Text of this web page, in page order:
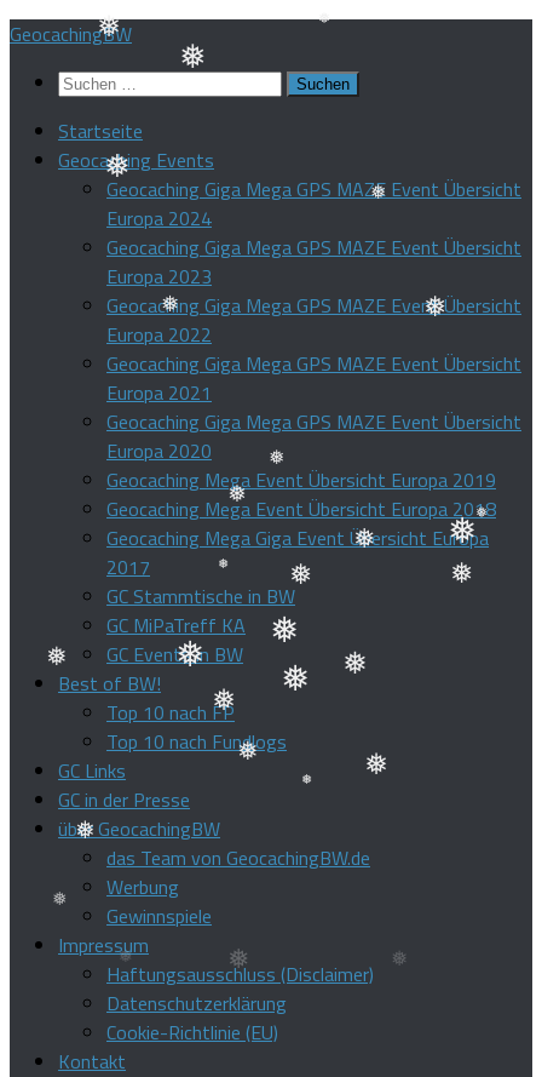
❅
❅
❅
❅
❅
❅
❅
❅
❅
❅
❅
❅
❅
❅
❅
❅
Zum
springen
GeocachingBW
Suchen
Startseite
Geocaching Events
Geocaching Giga Mega GPS MAZE Event Übersicht
Europa 2024
Geocaching Giga Mega GPS MAZE Event Übersicht
Europa 2023
Geocaching Giga Mega GPS MAZE Event Übersicht
Europa 2022
Geocaching Giga Mega GPS MAZE Event Übersicht
Europa 2021
Geocaching Giga Mega GPS MAZE Event Übersicht
Europa 2020
Geocaching Mega Event Übersicht Europa 2019
Geocaching Mega Event Übersicht Europa 2018
Geocaching Mega Giga Event Übersicht Europa
2017
GC Stammtische in BW
GC MiPaTreff KA
GC Events in BW
Best of BW!
Top 10 nach FP
Top 10 nach Fundlogs
GC Links
GC in der Presse
über GeocachingBW
das Team von GeocachingBW.de
Werbung
Gewinnspiele
Impressum
Haftungsausschluss (Disclaimer)
Datenschutzerklärung
Cookie-Richtlinie (EU)
Kontakt